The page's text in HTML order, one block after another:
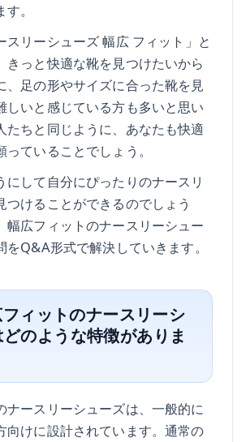
。
スリーシューズ 幅広 フィット」と
きっと快適な靴を見つけたいから
、足の形やサイズに合った靴を見
しいと感じている方も多いと思い
たちと同じように、あなたも快適
ていることでしょう。
にして自分にぴったりのナースリ
つけることができるのでしょう
幅広フィットのナースリーシュー
をQ&A形式で解決していきます。
ィットのナースリーシ
のような特徴がありま
ナースリーシューズは、一般的に
向けに設計されています。通常の